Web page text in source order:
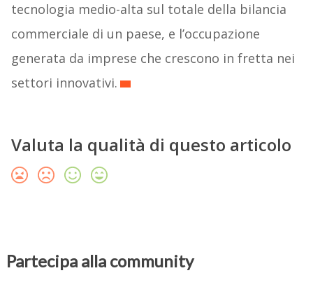
tecnologia medio-alta sul totale della bilancia
commerciale di un paese, e l’occupazione
generata da imprese che crescono in fretta nei
settori innovativi.
Valuta la qualità di questo articolo
Partecipa alla community